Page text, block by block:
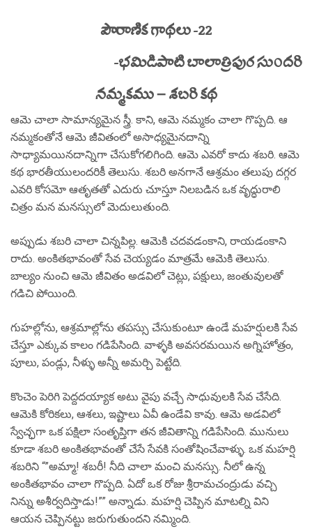
పౌరాణిక గాథలు -22
-భమిడిపాటి బాలాత్రిపుర సు౦దరి
నమ్మకము – శబరి కథ
ఆమె చాలా సామాన్యమైన స్త్రీ. కాని, ఆమె నమ్మకం చాలా గొప్పది. ఆ
నమ్మకంతోనే ఆమె జీవితంలో అసాధ్యమైనదాన్ని
సాధ్యామయినదాన్నిగా చేసుకోగలిగింది. ఆమె ఎవరో కాదు శబరి. ఆమె
కథ భారతీయులందరికీ తెలుసు. శబరి అనగానే ఆశ్రమం తలుపు దగ్గర
ఎవరి కోసమో ఆతృతతో ఎదురు చూస్తూ నిలబడిన ఒక వృద్ధురాలి
చిత్రం మన మనస్సులో మెదులుతుంది.
అప్పుడు శబరి చాలా చిన్నపిల్ల. ఆమెకి చదవడంకాని, రాయడంకాని
రాదు. అంకితభావంతో సేవ చెయ్యడం మాత్రమే ఆమెకి తెలుసు.
బాల్యం నుంచి ఆమె జీవితం అడవిలో చెట్లు, పక్షులు, జంతువులతో
గడిచి పోయింది.
గుహల్లోను, ఆశ్రమాల్లోను తపస్సు చేసుకుంటూ ఉండే మహర్షులకి సేవ
చేస్తూ ఎక్కువ కాలం గడిపేసింది. వాళ్ళకి అవసరమయిన అగ్నిహోత్రం,
పూలు, పండ్లు, నీళ్ళు అన్నీ అమర్చి పెట్టేది.
కొంచెం పెరిగి పెద్దదయ్యాక అటు వైపు వచ్చే సాధువులకి సేవ చేసేది.
ఆమెకి కోరికలు, ఆశలు, ఇష్టాలు ఏవీ ఉండేవి కావు. ఆమె అడవిలో
స్వేచ్ఛగా ఒక పక్షిలా సంతృప్తిగా తన జీవితాన్ని గడిపేసింది. మునులు
కూడా శబరి అంకితభావంతో చేసే సేవకి సంతోషించేవాళ్ళు. ఒక మహర్షి
శబరిని “”అమ్మా! శబరీ! నీది చాలా మంచి మనస్సు. నీలో ఉన్న
అంకితభావం చాలా గొప్పది. ఏదో ఒక రోజు శ్రీరామచంద్రుడు వచ్చి
నిన్ను అశీర్వదిస్తాడు!”” అన్నాడు. మహర్షి చెప్పిన మాటల్ని విని
ఆయన చెప్పినట్టు జరుగుతుందని నమ్మింది.